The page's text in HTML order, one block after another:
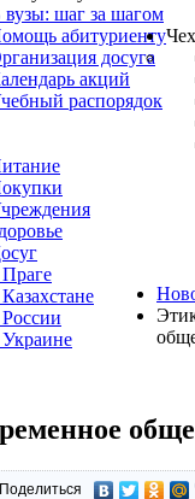
шаг за шагом
абитуриенту
досуга
акций
распорядок
Поделиться